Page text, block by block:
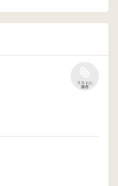
リストに
保存